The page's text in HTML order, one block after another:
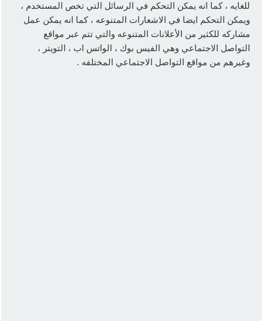
للغايه ، كما انه يمكن التحكم في الرسائل التي تخص المستخدم ،
ويمكن التحكم ايضا في الاشعارات المتنوعه ، كما انه يمكن عمل
مشاركه للكثير من الأعلانات المتنوعه والتي تتم عبر مواقع
التواصل الاجتماعي وهي الفيس بوك ، الواتس اب ، التويتر ،
وغيرهم من مواقع التواصل الاجتماعي المختلفه .